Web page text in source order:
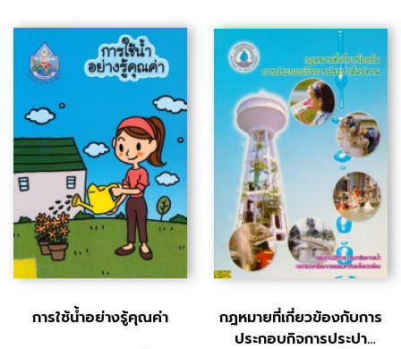
แม่น้ำโขงแห่ง
ชาติไทย
ทรัพยากรธรรมชาติ
และสิ่งแวดล้อม
การใช้น้ำอย่างรู้คุณค่า
กฎหมายที่เกี่ยวข้องกับการ
ประกอบกิจการประปา